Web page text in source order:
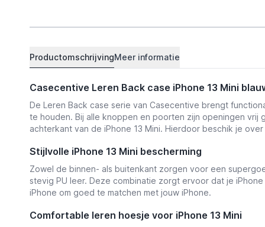
ProductomschrijvingMeer informatie
Casecentive Leren Back case iPhone 13 Mini
De Leren Back case serie van Casecentive brengt
te houden. Bij alle knoppen en poorten zijn openingen
achterkant van de iPhone 13 Mini. Hierdoor beschik je
Stijlvolle iPhone 13 Mini bescherming
Zowel de binnen- als buitenkant zorgen voor een
stevig PU leer. Deze combinatie zorgt ervoor dat je
iPhone om goed te matchen met jouw iPhone.
Comfortable leren hoesje voor iPhone 13 Mini